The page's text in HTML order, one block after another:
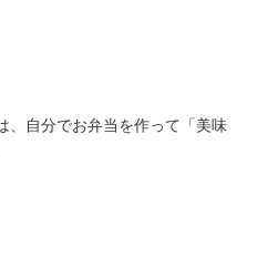
、自分でお弁当を作って「美味